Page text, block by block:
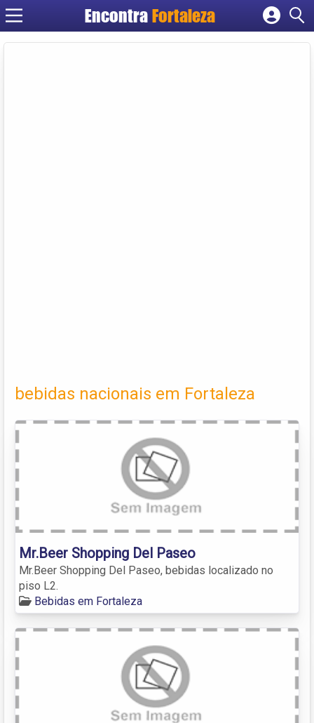
EncontraFortaleza
Cadastrar empresa
bebidas nacionais em Fortaleza
Mr.Beer Shopping Del Paseo
Mr.Beer Shopping Del Paseo, bebidas localizado no
piso L2.
Bebidas em Fortaleza